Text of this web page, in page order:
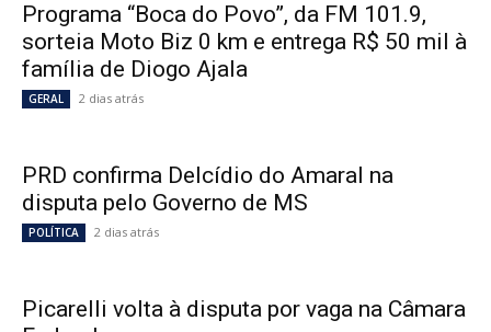
Programa “Boca do Povo”, da FM 101.9,
sorteia Moto Biz 0 km e entrega R$ 50 mil à
família de Diogo Ajala
GERAL 2 dias atrás
PRD confirma Delcídio do Amaral na
disputa pelo Governo de MS
POLÍTICA 2 dias atrás
Picarelli volta à disputa por vaga na Câmara